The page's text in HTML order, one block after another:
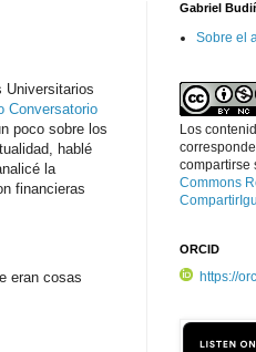
Universitarios
Conversatorio
poco sobre los
hablé
la
financieras
eran cosas
Gabriel
Sobre el
Los
compartirse
Commons
ORCID
https://